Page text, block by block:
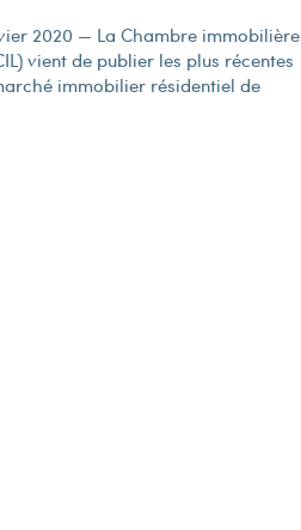
2020 — La Chambre immobilière
vient de publier les plus récentes
immobilier résidentiel de